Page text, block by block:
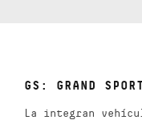
GS: GRAND
La integran